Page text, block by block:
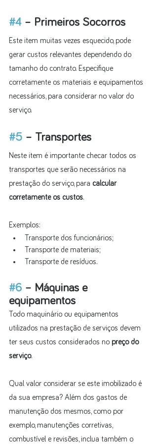
#4 – Primeiros Socorros
Este item muitas vezes esquecido, pode
gerar custos relevantes dependendo do
tamanho do contrato. Especifique
corretamente os materiais e equipamentos
necessários, para considerar no valor do
serviço.
#5 – Transportes
Neste item é importante checar todos os
transportes que serão necessários na
prestação do serviço, para calcular
corretamente os custos.
Exemplos:
Transporte dos funcionários;
Transporte de materiais;
Transporte de resíduos.
#6 – Máquinas e
equipamentos
Todo maquinário ou equipamentos
utilizados na prestação de serviços devem
ter seus custos considerados no preço do
serviço.
Qual valor considerar se este imobilizado é
da sua empresa? Além dos gastos de
manutenção dos mesmos, como por
exemplo, manutenções corretivas,
combustível e revisões, inclua também o